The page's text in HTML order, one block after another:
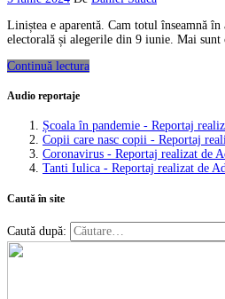
Liniștea e aparentă. Cam totul înseamnă în
electorală și alegerile din 9 iunie. Mai sunt
Continuă lectura
Audio reportaje
Școala în pandemie - Reportaj
Copii care nasc copii - Reportaj
Coronavirus - Reportaj realizat de
Tanti Iulica - Reportaj realizat de
Caută în site
Caută după: